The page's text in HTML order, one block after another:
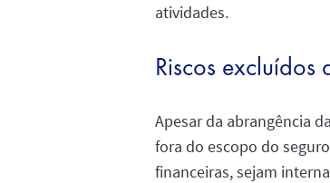
atividades.
Riscos
Apesar da abrangência
fora do escopo do
financeiras, sejam